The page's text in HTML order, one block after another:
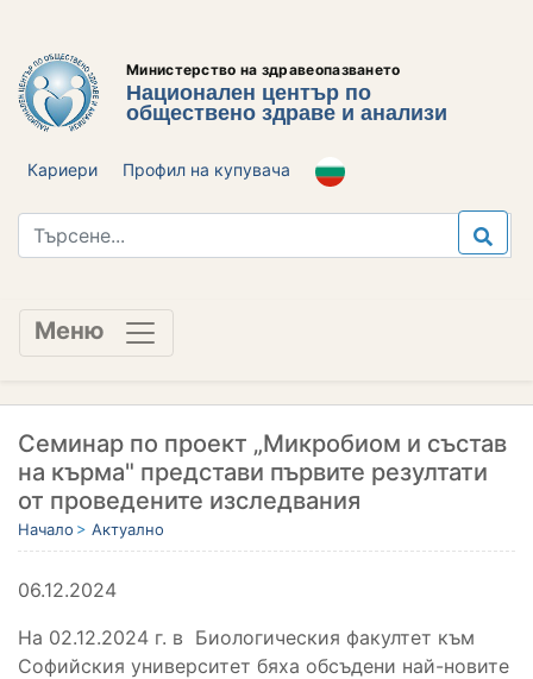
Министерство на здравеопазването
Национален център по
обществено здраве и анализи
Кариери Профил на купувача
Меню
Семинар по проект „Микробиом и състав
на кърма" представи първите резултати
от проведените изследвания
Начало Актуално
06.12.2024
На 02.12.2024 г. в Биологическия факултет към
Софийския университет бяха обсъдени най-новите